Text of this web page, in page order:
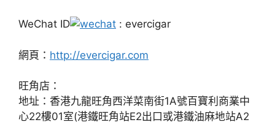
WeChat ID : evercigar
網頁： http://evercigar.com
旺角店：
地址：香港九龍旺角西洋菜南街1A號百寶利商業中
心22樓01室(港鐵旺角站E2出口或港鐵油麻地站A2